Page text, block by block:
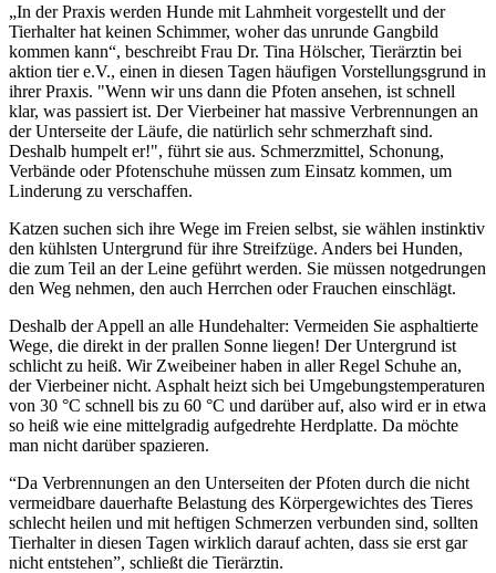
„In der Praxis werden Hunde mit Lahmheit vorgestellt und der
Tierhalter hat keinen Schimmer, woher das unrunde Gangbild
kommen kann“, beschreibt Frau Dr. Tina Hölscher, Tierärztin bei
aktion tier e.V., einen in diesen Tagen häufigen Vorstellungsgrund in
ihrer Praxis. "Wenn wir uns dann die Pfoten ansehen, ist schnell
klar, was passiert ist. Der Vierbeiner hat massive Verbrennungen an
der Unterseite der Läufe, die natürlich sehr schmerzhaft sind.
Deshalb humpelt er!", führt sie aus. Schmerzmittel, Schonung,
Verbände oder Pfotenschuhe müssen zum Einsatz kommen, um
Linderung zu verschaffen.
Katzen suchen sich ihre Wege im Freien selbst, sie wählen instinktiv
den kühlsten Untergrund für ihre Streifzüge. Anders bei Hunden,
die zum Teil an der Leine geführt werden. Sie müssen notgedrungen
den Weg nehmen, den auch Herrchen oder Frauchen einschlägt.
Deshalb der Appell an alle Hundehalter: Vermeiden Sie asphaltierte
Wege, die direkt in der prallen Sonne liegen! Der Untergrund ist
schlicht zu heiß. Wir Zweibeiner haben in aller Regel Schuhe an,
der Vierbeiner nicht. Asphalt heizt sich bei Umgebungstemperaturen
von 30 °C schnell bis zu 60 °C und darüber auf, also wird er in etwa
so heiß wie eine mittelgradig aufgedrehte Herdplatte. Da möchte
man nicht darüber spazieren.
“Da Verbrennungen an den Unterseiten der Pfoten durch die nicht
vermeidbare dauerhafte Belastung des Körpergewichtes des Tieres
schlecht heilen und mit heftigen Schmerzen verbunden sind, sollten
Tierhalter in diesen Tagen wirklich darauf achten, dass sie erst gar
nicht entstehen”, schließt die Tierärztin.